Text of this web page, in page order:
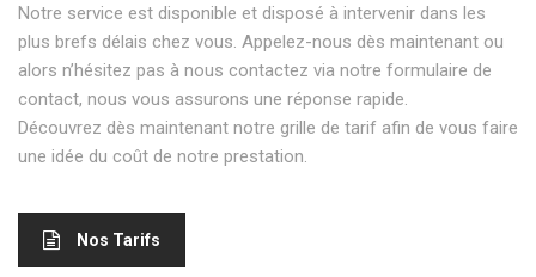
Notre service est disponible et disposé à intervenir dans les
plus brefs délais chez vous. Appelez-nous dès maintenant ou
alors n’hésitez pas à nous contactez via notre formulaire de
contact, nous vous assurons une réponse rapide.
Découvrez dès maintenant notre grille de tarif afin de vous faire
une idée du coût de notre prestation.
Nos Tarifs